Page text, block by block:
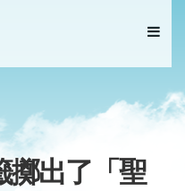
擲出了「聖